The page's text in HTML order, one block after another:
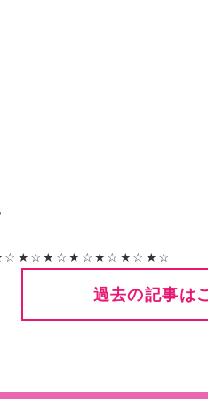
過去の記事は